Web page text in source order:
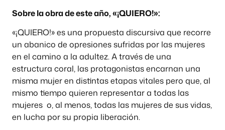
Sobre la obra de este año, «¡QUIERO!»:
«¡QUIERO!» es una propuesta discursiva que recorre
un abanico de opresiones sufridas por las mujeres
en el camino a la adultez. A través de una
estructura coral, las protagonistas encarnan una
misma mujer en distintas etapas vitales pero que, al
mismo tiempo quieren representar a todas las
mujeres o, al menos, todas las mujeres de sus vidas,
en lucha por su propia liberación.